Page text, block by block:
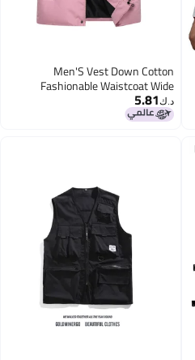
Men'S Vest Down Cotton
Fashionable Waistcoat Wide
Shoulder Width Couple Thickened
Outer Wearing Vest Women'S
د.ك‏5.81